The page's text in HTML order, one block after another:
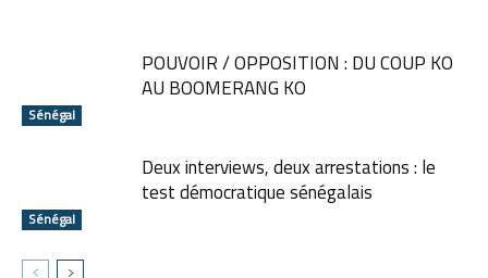
Sénégal
POUVOIR / OPPOSITION : DU COUP KO
AU BOOMERANG KO
Sénégal
Deux interviews, deux arrestations : le
test démocratique sénégalais